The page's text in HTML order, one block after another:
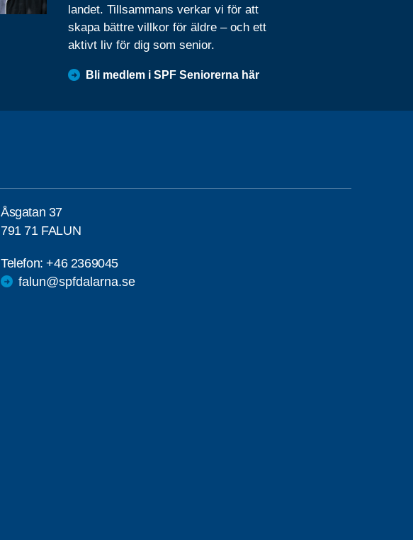
landet. Tillsammans verkar vi för att
skapa bättre villkor för äldre – och ett
aktivt liv för dig som senior.
Bli medlem i SPF Seniorerna här
Åsgatan 37
791 71 FALUN
Telefon:+46 2369045
falun@spfdalarna.se